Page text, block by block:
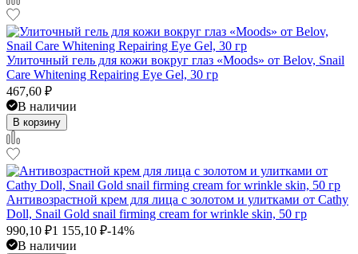
Улиточный гель для кожи вокруг глаз «Moods» от Belov, Snail
Care Whitening Repairing Eye Gel, 30 гр
467,60 ₽
В наличии
В корзину
Антивозрастной крем для лица с золотом и улитками от Cathy
Doll, Snail Gold snail firming cream for wrinkle skin, 50 гр
990,10 ₽1 155,10 ₽-14%
В наличии